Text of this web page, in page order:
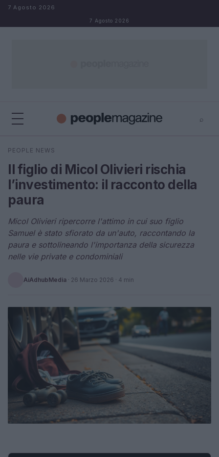
Salta al contenuto
7 Agosto 2026
7 Agosto 2026
⌕
Cerca
PEOPLE NEWS
Il figlio di Micol Olivieri rischia
l’investimento: il racconto della
paura
Micol Olivieri ripercorre l'attimo in cui suo figlio
Samuel è stato sfiorato da un'auto, raccontando la
paura e sottolineando l'importanza della sicurezza
nelle vie private e condominiali
AiAdhubMedia · 26 Marzo 2026 · 4 min